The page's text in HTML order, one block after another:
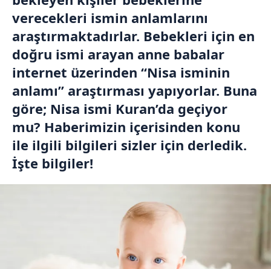
verecekleri ismin anlamlarını
araştırmaktadırlar. Bebekleri için en
doğru ismi arayan anne babalar
internet üzerinden “Nisa isminin
anlamı” araştırması yapıyorlar. Buna
göre; Nisa ismi Kuran’da geçiyor
mu? Haberimizin içerisinden konu
ile ilgili bilgileri sizler için derledik.
İşte bilgiler!